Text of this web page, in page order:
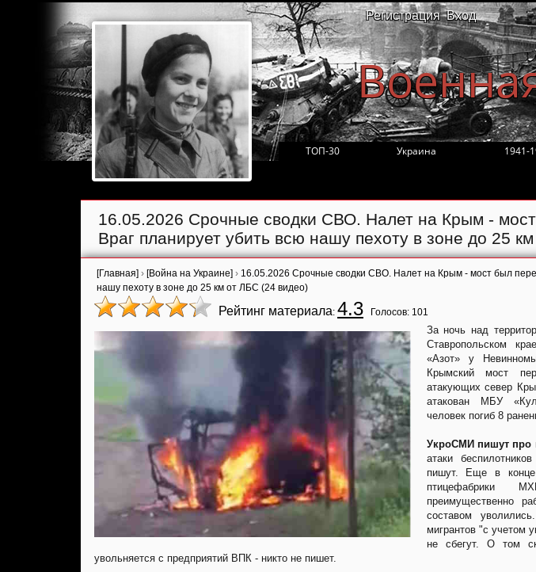
Регистрация Вход
ТОП-30 Украина 1941-
16.05.2026 Срочные сводки СВО. Налет на Крым - мост
Враг планирует убить всю нашу пехоту в зоне до 25
[Главная] › [Война на Украине] › 16.05.2026 Срочные сводки СВО. Налет на Крым - мост был
нашу пехоту в зоне до 25 км от ЛБС (24 видео)
Рейтинг материала: 4.3 Голосов: 101
За ночь над
Ставропольском
«Азот» у
Крымский мост
атакующих север
атакован МБУ
человек погиб 8
УкроСМИ пишут про
атаки
пишут. Еще в
птицефабрики
преимущественно
составом
мигрантов "с учетом
не сбегут. О том
увольняется с предприятий ВПК - никто не пишет.